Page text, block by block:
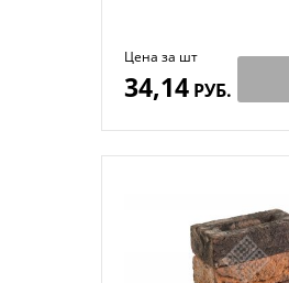
Цена за шт
34,14РУБ.